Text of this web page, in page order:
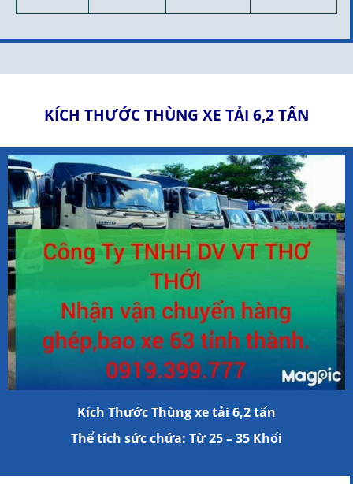
KÍCH THƯỚC THÙNG XE TẢI 6,2 TẤN
Kích Thước Thùng xe tải 6,2 tấn
Thể tích sức chứa: Từ 25 – 35 Khối